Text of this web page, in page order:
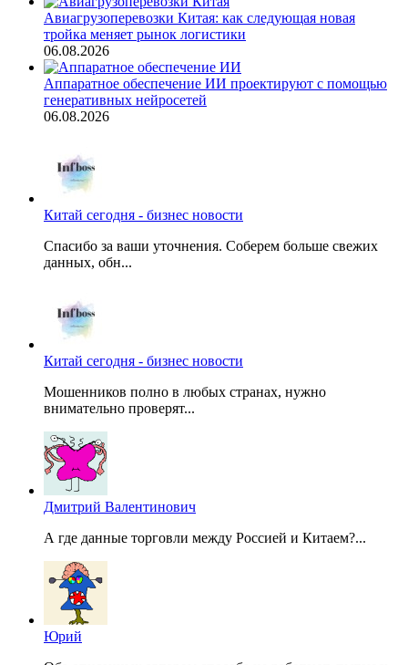
Авиагрузоперевозки Китая: как следующая новая
тройка меняет рынок логистики
06.08.2026
Аппаратное обеспечение ИИ проектируют с помощью
генеративных нейросетей
06.08.2026
Китай сегодня - бизнес новости
Спасибо за ваши уточнения. Соберем больше свежих
данных, обн...
Китай сегодня - бизнес новости
Мошенников полно в любых странах, нужно
внимательно проверят...
Дмитрий Валентинович
А где данные торговли между Россией и Китаем?...
Юрий